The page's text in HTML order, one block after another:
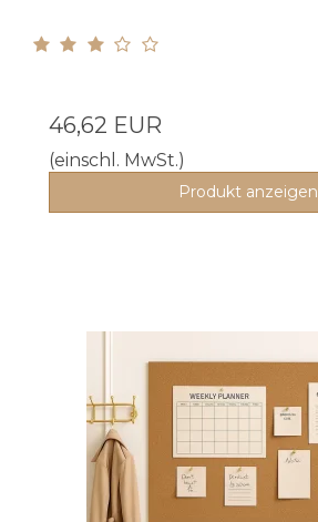
46,62 EUR
(einschl. MwSt.)
Produkt anzeigen